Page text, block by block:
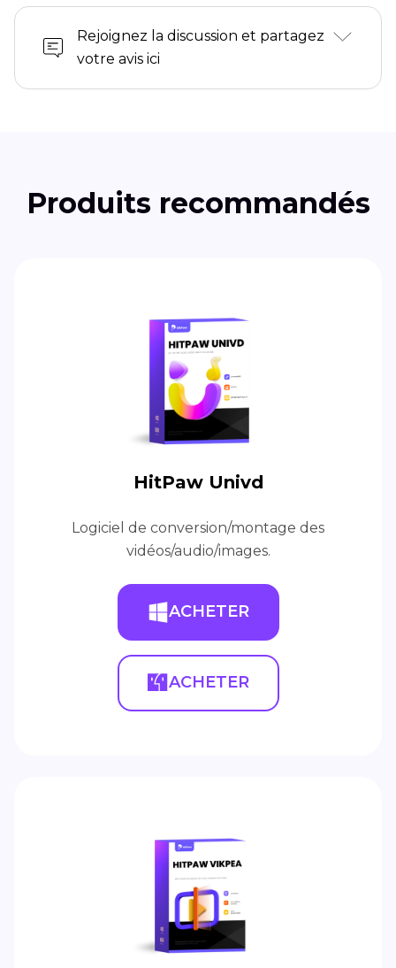
Rejoignez la discussion et partagez
votre avis ici
Produits recommandés
HitPaw Univd
Logiciel de conversion/montage des
vidéos/audio/images.
ACHETER
ACHETER